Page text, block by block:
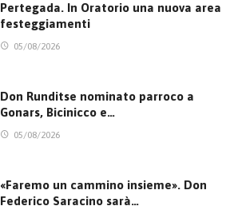
Pertegada. In Oratorio una nuova area
festeggiamenti
05/08/2026
Don Runditse nominato parroco a
Gonars, Bicinicco e…
05/08/2026
«Faremo un cammino insieme». Don
Federico Saracino sarà…